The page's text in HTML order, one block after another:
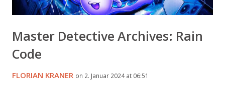
Master Detective Archives: Rain
Code
FLORIAN KRANER on 2. Januar 2024 at 06:51